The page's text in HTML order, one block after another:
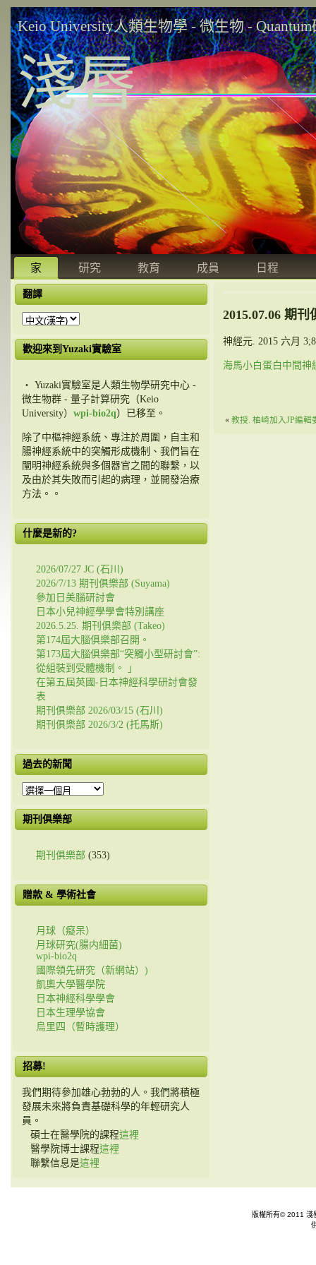
Keio University人類生物學 - 微生物 -
淺唇
家 研究 教育 成員 日程
翻譯
歡迎來到Yuzaki實驗室
・ Yuzaki實驗室是人類生物學研究中心 -
微生物群 - 量子計算研究（Keio
University） wpi-bio2q）已移至。
除了中樞神經系統、專注於周圍，自主和
腸神經系統中的突觸形成機制、我們旨在
闡明神經系統與多個器官之間的聯繫，以
及由於其失敗而引起的病理，並開發治療
方法。。
什麼是新的?
2026/07/27 JC (石川)
2026/7/13 期刊俱樂部 (Suyama)
參加日美腦研討會
日本小兒神經學學會特別講座
2026.5.25. 期刊俱樂部 (Takeo)
第174屆大腦俱樂部召開。
第173屆大腦俱樂部“突觸小型研討會”:
從組裝到受體機制。 」
在第五屆英國-日本神經科學研討會發
表
期刊俱樂部 2026/03/15 (石川)
期刊俱樂部 2026/3/2 (托馬斯)
過去的新聞
過
的
新
期刊俱樂部
期刊俱樂部 (353)
贈款 & 學術社會
月球（癡呆）
月球研究(腸内細菌)
wpi-bio2q
國際領先研究（新網站）)
凱奧大學醫學院
日本神經科學學會
日本生理學協會
烏里四（暫時護理）
招募!
我們期待參加雄心勃勃的人。我們將積極
發展未來將負責基礎科學的年輕研究人
員。
碩士在醫學院的課程這裡
醫學院博士課程這裡
聯繫信息是這裡
2015.07.06 期
神經元. 2015 六月
海馬小白蛋白中間神
« 教授. 柚崎加入JP編輯
版權所有© 2011 淺